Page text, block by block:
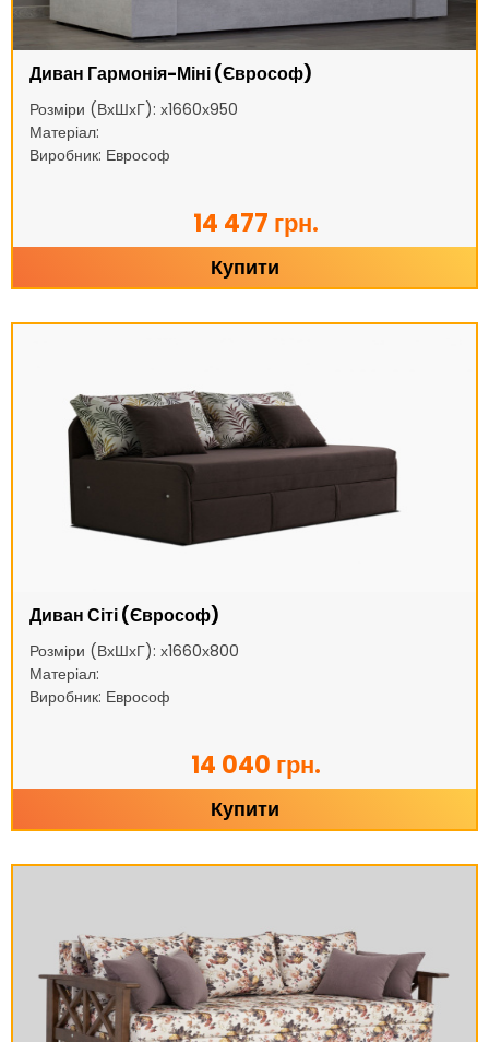
Диван Гармонія-Міні (Єврософ)
Розміри (ВхШхГ): х1660х950
Матеріал:
Виробник: Еврософ
14 477 грн.
Купити
Диван Сіті (Єврософ)
Розміри (ВхШхГ): х1660х800
Матеріал:
Виробник: Еврософ
14 040 грн.
Купити